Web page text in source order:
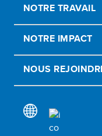
NOTRE TRAVAIL
NOTRE IMPACT
NOUS